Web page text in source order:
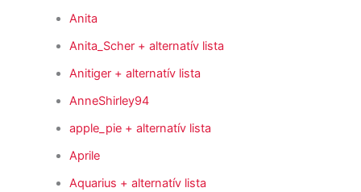
Anita
Anita_Scher + alternatív lista
Anitiger + alternatív lista
AnneShirley94
apple_pie + alternatív lista
Aprile
Aquarius + alternatív lista